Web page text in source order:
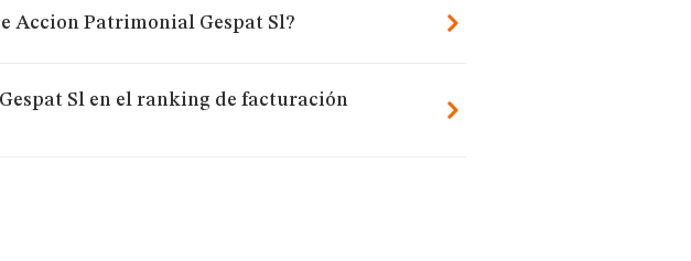
Accion Patrimonial Gespat Sl?
Sl en el ranking de facturación